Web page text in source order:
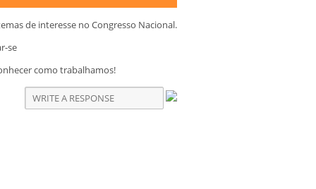
de interesse no Congresso Nacional.
se
como trabalhamos!